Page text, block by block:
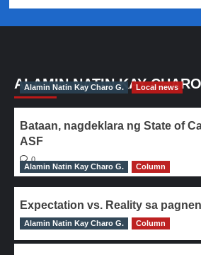
ALAMIN NATIN KAY
Alamin Natin Kay Charo G. Local news
Bataan, nagdeklara ng State of
ASF
0
Alamin Natin Kay Charo G.
Column
Expectation vs. Reality sa
0
Alamin Natin Kay Charo G. Column